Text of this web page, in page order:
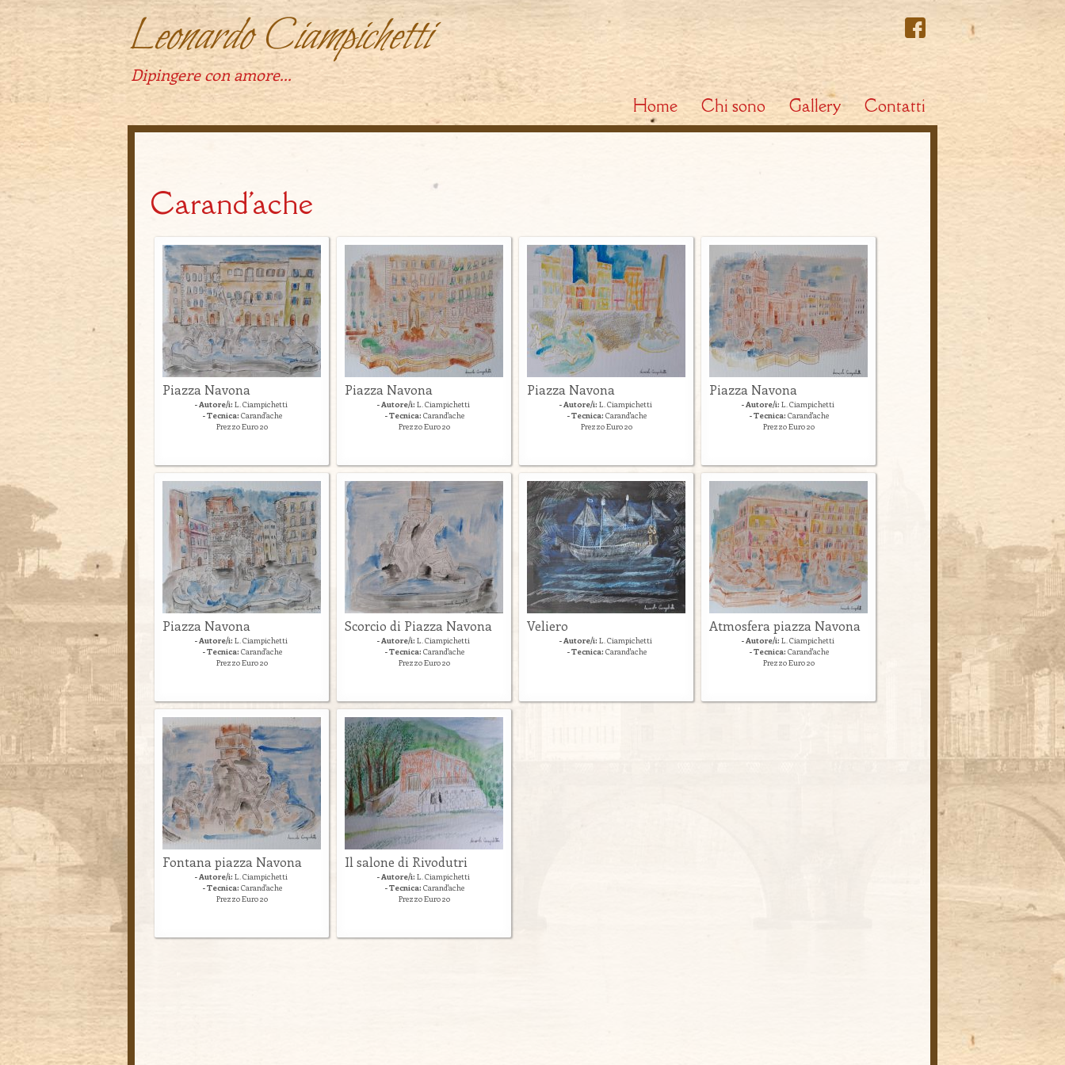
Leonardo Ciampichetti
Dipingere con amore...
Home
Chi sono Gallery Contatti
Carand'ache
Piazza Navona
- Autore/i:L. Ciampichetti
- Tecnica: Carand'ache
Prezzo Euro 20
Piazza Navona
- Autore/i:L. Ciampichetti
- Tecnica: Carand'ache
Prezzo Euro 20
Piazza Navona
- Autore/i:L. Ciampichetti
- Tecnica: Carand'ache
Prezzo Euro 20
Piazza Navona
- Autore/i:L. Ciampichetti
- Tecnica: Carand'ache
Prezzo Euro 20
Piazza Navona
- Autore/i:L. Ciampichetti
- Tecnica: Carand'ache
Prezzo Euro 20
Scorcio di Piazza Navona
- Autore/i:L. Ciampichetti
- Tecnica: Carand'ache
Prezzo Euro 20
Veliero
- Autore/i:L. Ciampichetti
- Tecnica: Carand'ache
Atmosfera piazza Navona
- Autore/i:L. Ciampichetti
- Tecnica: Carand'ache
Prezzo Euro 20
Fontana piazza Navona
- Autore/i:L. Ciampichetti
- Tecnica: Carand'ache
Prezzo Euro 20
Il salone di Rivodutri
- Autore/i:L. Ciampichetti
- Tecnica: Carand'ache
Prezzo Euro 20